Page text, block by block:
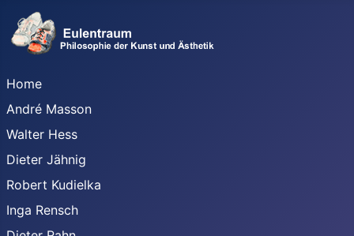
Home
André Masson
Walter Hess
Dieter Jähnig
Robert Kudielka
Inga Rensch